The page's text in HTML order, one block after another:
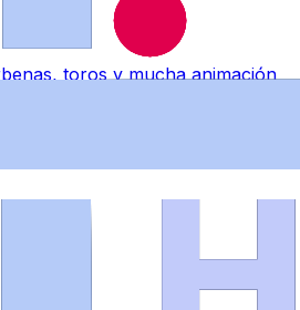
toros y mucha animación